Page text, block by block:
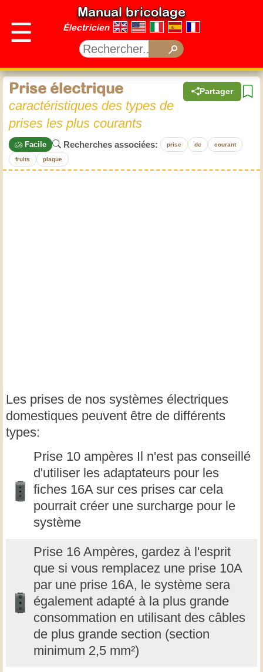
☰
Manual bricolage
Électricien
Partager
Prise électrique
caractéristiques des types de
prises les plus courants
Facile Recherches associées: prise de courant
fruits plaque
Les prises de nos systèmes électriques
domestiques peuvent être de différents
types:
Prise 10 ampères Il n'est pas conseillé
d'utiliser les adaptateurs pour les
fiches 16A sur ces prises car cela
pourrait créer une surcharge pour le
système
Prise 16 Ampères, gardez à l'esprit
que si vous remplacez une prise 10A
par une prise 16A, le système sera
également adapté à la plus grande
consommation en utilisant des câbles
de plus grande section (section
minimum 2,5 mm²)